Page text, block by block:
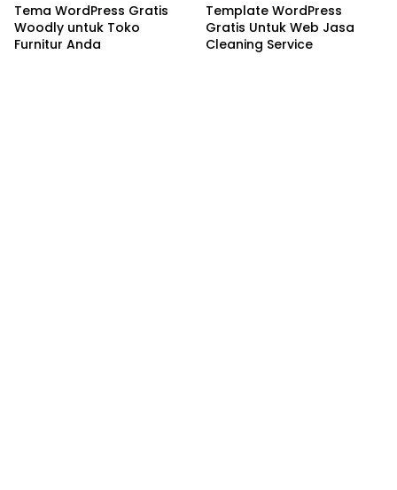
Tema WordPress Gratis
Woodly untuk Toko
Furnitur Anda
Template WordPress
Gratis Untuk Web Jasa
Cleaning Service